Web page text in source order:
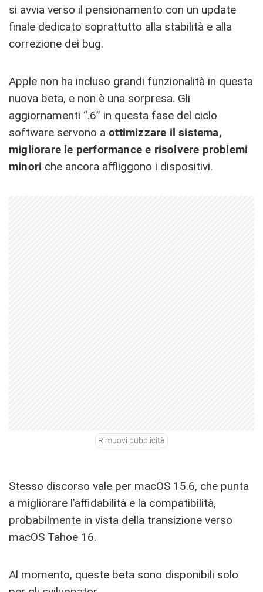
si avvia verso il pensionamento con un update
finale dedicato soprattutto alla stabilità e alla
correzione dei bug.
Apple non ha incluso grandi funzionalità in questa
nuova beta, e non è una sorpresa. Gli
aggiornamenti “.6” in questa fase del ciclo
software servono a ottimizzare il sistema,
migliorare le performance e risolvere problemi
minori che ancora affliggono i dispositivi.
Rimuovi pubblicità
Stesso discorso vale per macOS 15.6, che punta
a migliorare l’affidabilità e la compatibilità,
probabilmente in vista della transizione verso
macOS Tahoe 16.
Al momento, queste beta sono disponibili solo